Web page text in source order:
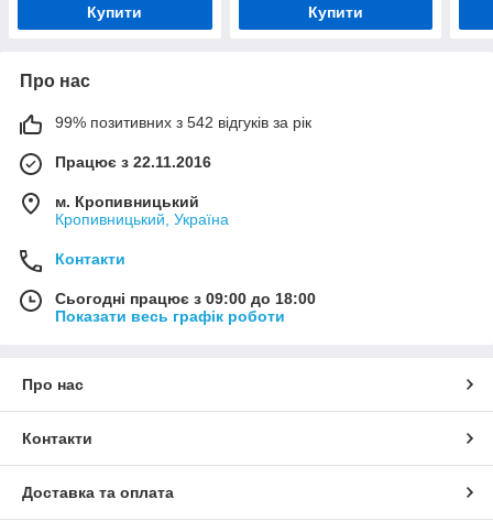
Купити Купити
Про нас
99% позитивних з 542 відгуків за рік
Працює з 22.11.2016
м. Кропивницький
Кропивницький, Україна
Контакти
Сьогодні працює з 09:00 до 18:00
Показати весь графік роботи
Про нас
Контакти
Доставка та оплата